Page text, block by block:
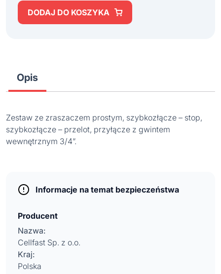
DODAJ DO KOSZYKA
Opis
Zestaw ze zraszaczem prostym, szybkozłącze – stop,
szybkozłącze – przelot, przyłącze z gwintem
wewnętrznym 3/4”.
Informacje na temat bezpieczeństwa
Producent
Nazwa:
Cellfast Sp. z o.o.
Kraj:
Polska